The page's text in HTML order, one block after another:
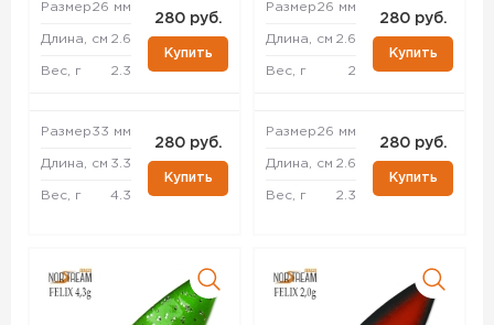
Размер26 мм
Длина, см 2.6
Вес, г 2.3
280 руб.
Купить
Размер33 мм
Длина, см 3.3
Вес, г 4.3
280 руб.
Купить
Размер26 мм
Длина, см 2.6
Вес, г 2
280 руб.
Купить
Размер26 мм
Длина, см 2.6
Вес, г 2.3
280 руб.
Купить